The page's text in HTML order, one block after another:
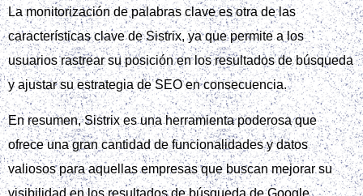
La monitorización de palabras clave es otra de las
características clave de Sistrix, ya que permite a los
usuarios rastrear su posición en los resultados de búsqueda
y ajustar su estrategia de SEO en consecuencia.
En resumen, Sistrix es una herramienta poderosa que
ofrece una gran cantidad de funcionalidades y datos
valiosos para aquellas empresas que buscan mejorar su